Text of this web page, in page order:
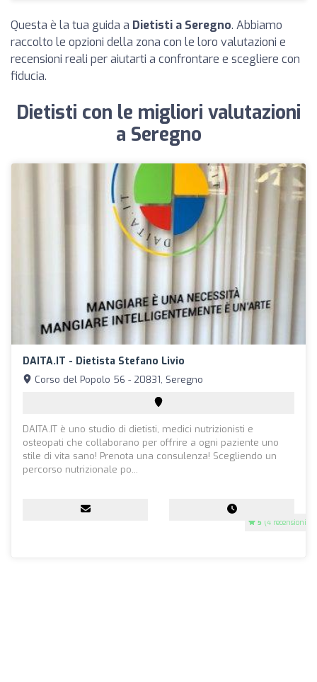
Questa è la tua guida a Dietisti a Seregno. Abbiamo
raccolto le opzioni della zona con le loro valutazioni e
recensioni reali per aiutarti a confrontare e scegliere con
fiducia.
Dietisti con le migliori valutazioni
a Seregno
DAITA.IT - Dietista Stefano Livio
5 (4 recensioni)
Corso del Popolo 56 - 20831, Seregno
DAITA.IT è uno studio di dietisti, medici nutrizionisti e
osteopati che collaborano per offrire a ogni paziente uno
stile di vita sano! Prenota una consulenza! Scegliendo un
percorso nutrizionale po...